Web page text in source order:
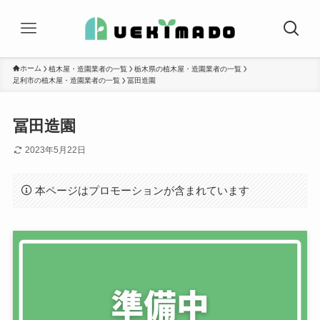
ホーム 植木屋・造園業者の一覧
栃木県の植木屋・造園業者の一覧
足利市の植木屋・造園業者の一覧
冨田造園
冨田造園
2023年5月22日
本ページはプロモーションが含まれています